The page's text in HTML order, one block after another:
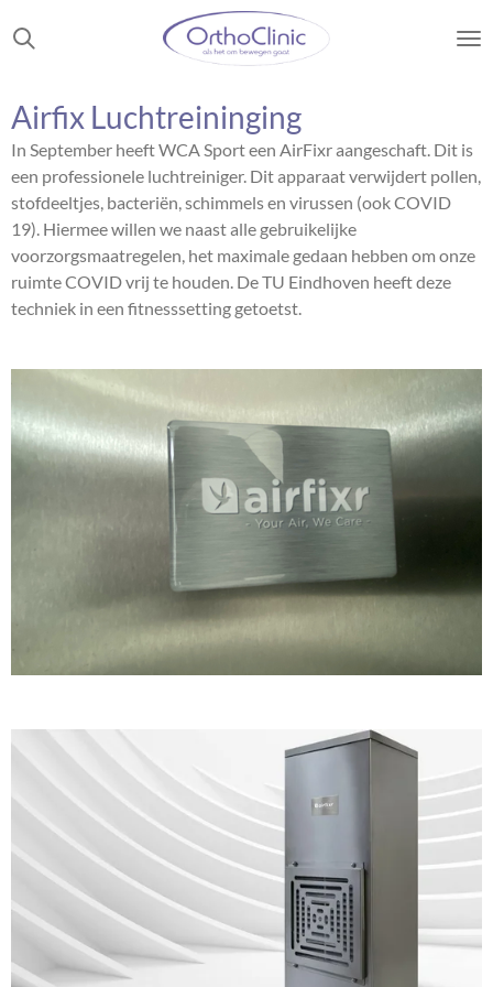
Ga
direct
de
hoofdinhoud
Airfix Luchtreininging
In September heeft WCA Sport een AirFixr aangeschaft. Dit is
een professionele luchtreiniger. Dit apparaat verwijdert pollen,
stofdeeltjes, bacteriën, schimmels en virussen (ook COVID
19). Hiermee willen we naast alle gebruikelijke
voorzorgsmaatregelen, het maximale gedaan hebben om onze
ruimte COVID vrij te houden. De TU Eindhoven heeft deze
techniek in een fitnesssetting getoetst.